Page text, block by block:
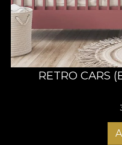
RETRO CARS